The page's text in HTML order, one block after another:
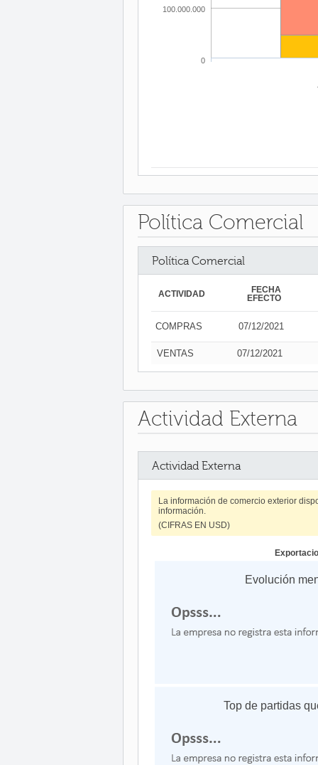
0
100.000.000
Política Comercial
Política Comercial
ACTIVIDAD
FECHA
EFECTO
COMPRAS 07/12/2021
VENTAS 07/12/2021
Actividad Externa
Actividad Externa
La información de comercio exterior
información.
(CIFRAS EN USD)
Evolución
Top de partidas